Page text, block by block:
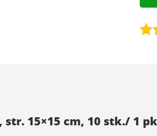
15×15 cm, 10 stk./ 1